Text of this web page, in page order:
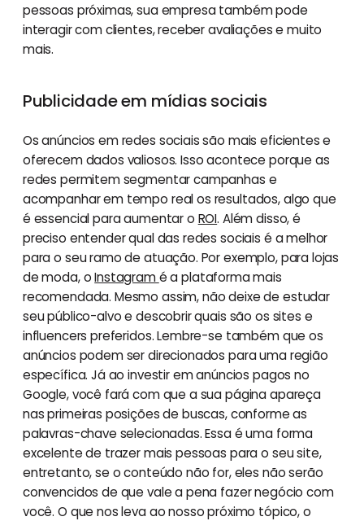
pessoas próximas, sua empresa também pode
interagir com clientes, receber avaliações e muito
mais.
Publicidade em mídias sociais
Os anúncios em redes sociais são mais eficientes e
oferecem dados valiosos. Isso acontece porque as
redes permitem segmentar campanhas e
acompanhar em tempo real os resultados, algo que
é essencial para aumentar o ROI. Além disso, é
preciso entender qual das redes sociais é a melhor
para o seu ramo de atuação. Por exemplo, para lojas
de moda, oInstagramé a plataforma mais
recomendada. Mesmo assim, não deixe de estudar
seu público-alvo e descobrir quais são os sites e
influencers preferidos. Lembre-se também que os
anúncios podem ser direcionados para uma região
específica. Já ao investir em anúncios pagos no
Google, você fará com que a sua página apareça
nas primeiras posições de buscas, conforme as
palavras-chave selecionadas. Essa é uma forma
excelente de trazer mais pessoas para o seu site,
entretanto, se o conteúdo não for, eles não serão
convencidos de que vale a pena fazer negócio com
você. O que nos leva ao nosso próximo tópico, o